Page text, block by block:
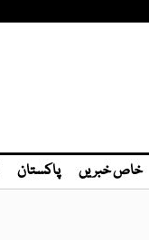
خاص خبریں پاکستان